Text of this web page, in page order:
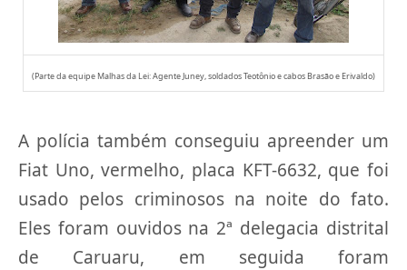
(Parte da equipe Malhas da Lei: Agente Juney, soldados Teotônio e cabos Brasão e Erivaldo)
A polícia também conseguiu apreender um
Fiat Uno, vermelho, placa KFT-6632, que foi
usado pelos criminosos na noite do fato.
Eles foram ouvidos na 2ª delegacia distrital
de Caruaru, em seguida foram